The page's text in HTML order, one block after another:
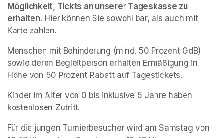
Möglichkeit, Tickts an unserer Tageskasse zu
erhalten. Hier können Sie sowohl bar, als auch mit
Karte zahlen.
Menschen mit Behinderung (mind. 50 Prozent GdB)
sowie deren Begleitperson erhalten Ermäßigung in
Höhe von 50 Prozent Rabatt auf Tagestickets.
Kinder im Alter von 0 bis inklusive 5 Jahre haben
kostenlosen Zutritt.
Für die jungen Turnierbesucher wird am Samstag von